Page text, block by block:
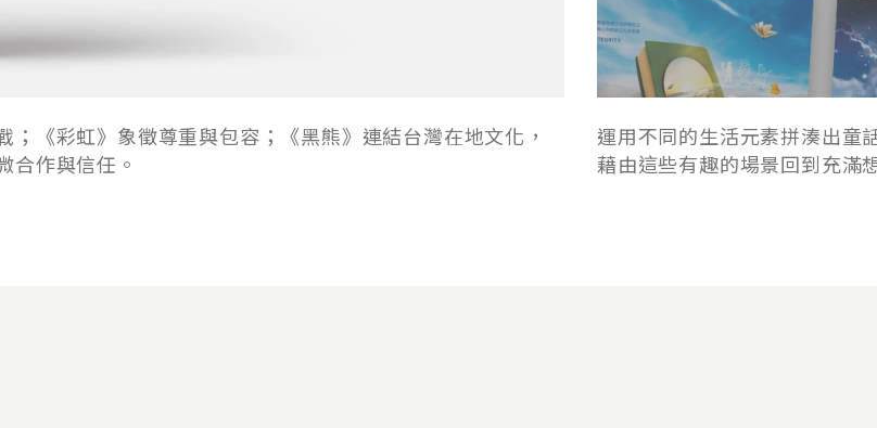
《彩虹》象徵尊重與包容；《黑熊》連結台灣在地文化，
合作與信任。
運用不同的生活元素拼湊出童
藉由這些有趣的場景回到充滿